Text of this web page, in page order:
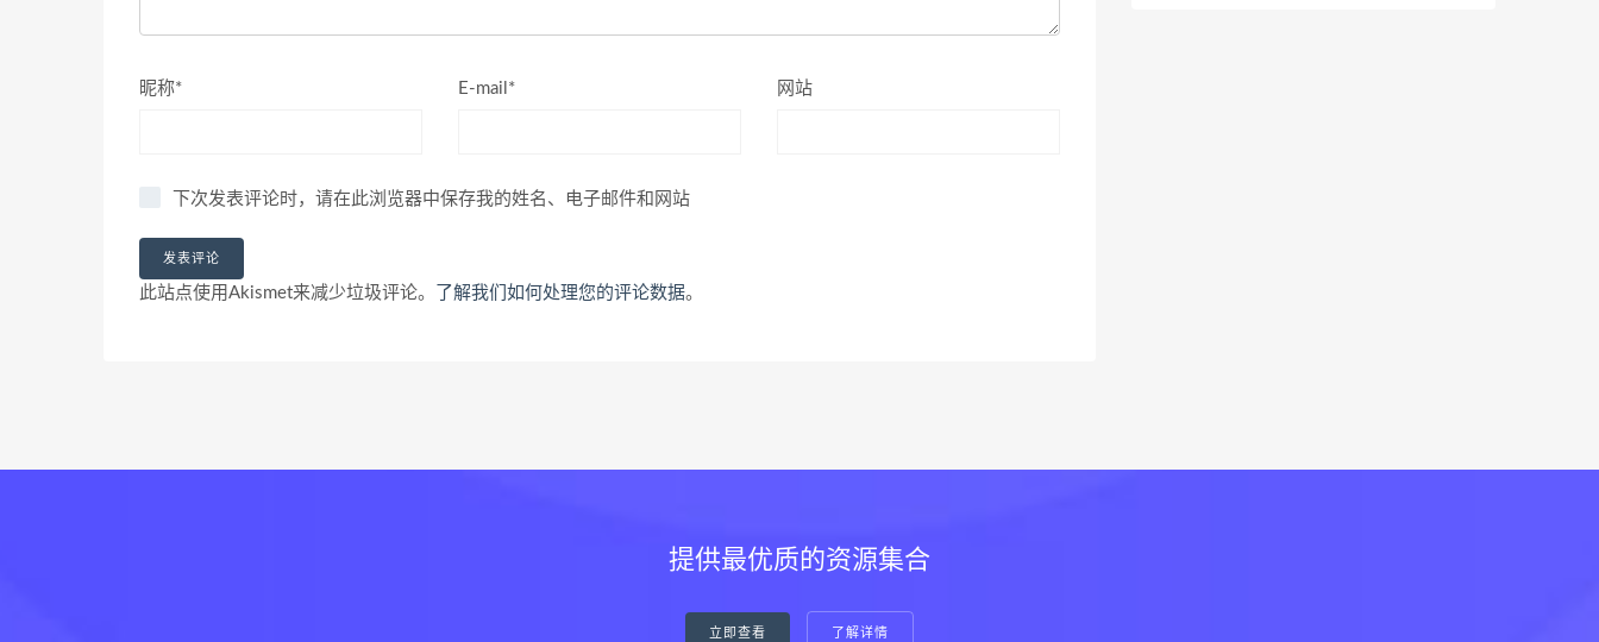
昵称* E-mail* 网站
下次发表评论时，请在此浏览器中保存我的姓名、电子邮件和网站
此站点使用Akismet来减少垃圾评论。 了解我们如何处理您的评论数据。
提供最优质的资源集合
立即查看 了解详情